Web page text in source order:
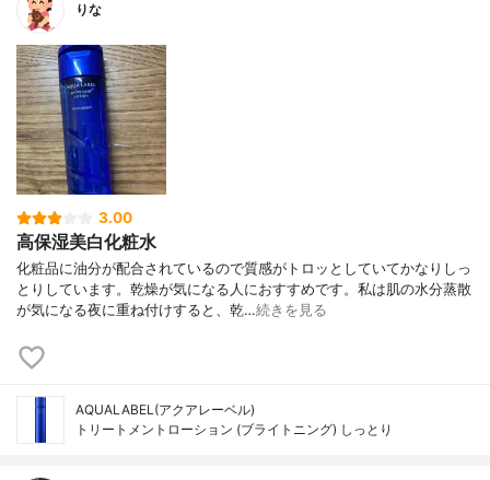
りな
3.00
高保湿美白化粧水
化粧品に油分が配合されているので質感がトロッとしていてかなりしっ
とりしています。乾燥が気になる人におすすめです。私は肌の水分蒸散
が気になる夜に重ね付けすると、乾…続きを見る
AQUALABEL(アクアレーベル)
トリートメントローション (ブライトニング) しっとり